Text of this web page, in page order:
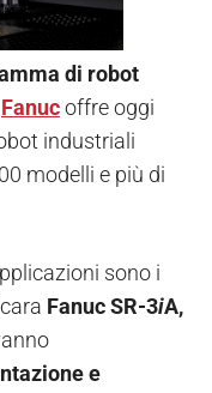
di robot
Fanucoffre oggi
industriali
modelli e più di
sono i
Fanuc SR-3iA,
e